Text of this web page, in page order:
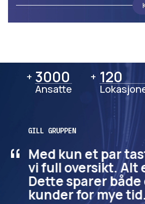
+ 3000
3000
Ansatte
+ 120
120
“
GILL GRUPPEN
Med kun et par
vi full oversikt. Alt
Dette sparer både
kunder for mye